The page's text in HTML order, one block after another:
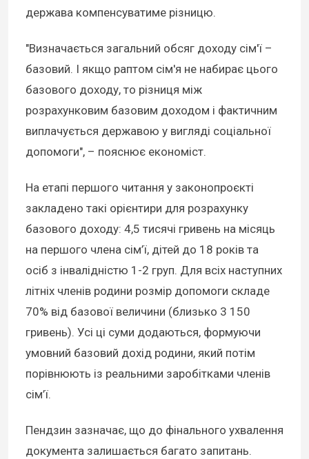
держава компенсуватиме різницю.
"Визначається загальний обсяг доходу сім'ї –
базовий. І якщо раптом сім'я не набирає цього
базового доходу, то різниця між
розрахунковим базовим доходом і фактичним
виплачується державою у вигляді соціальної
допомоги", – пояснює економіст.
На етапі першого читання у законопроєкті
закладено такі орієнтири для розрахунку
базового доходу: 4,5 тисячі гривень на місяць
на першого члена сім’ї, дітей до 18 років та
осіб з інвалідністю 1-2 груп. Для всіх наступних
літніх членів родини розмір допомоги складе
70% від базової величини (близько 3 150
гривень). Усі ці суми додаються, формуючи
умовний базовий дохід родини, який потім
порівнюють із реальними заробітками членів
сім’ї.
Пендзин зазначає, що до фінального ухвалення
документа залишається багато запитань.